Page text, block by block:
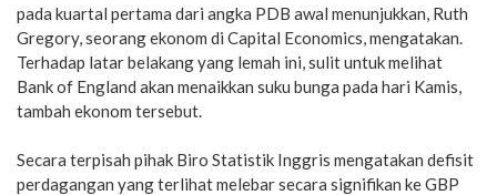
pada kuartal pertama dari angka PDB awal menunjukkan, Ruth
Gregory, seorang ekonom di Capital Economics, mengatakan.
Terhadap latar belakang yang lemah ini, sulit untuk melihat
Bank of England akan menaikkan suku bunga pada hari Kamis,
tambah ekonom tersebut.
Secara terpisah pihak Biro Statistik Inggris mengatakan defisit
perdagangan yang terlihat melebar secara signifikan ke GBP